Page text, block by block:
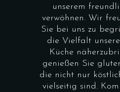
unserem
verwöhnen. Wir
Sie bei uns zu
die Vielfalt
Küche
genießen Sie
die nicht nur
vielseitig sind.